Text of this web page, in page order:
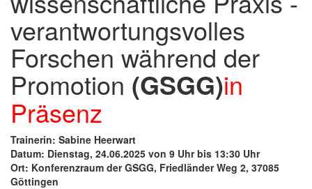
verantwortungsvolles
Forschen während der
Promotion (GSGG)in
Präsenz
Trainerin: Sabine Heerwart
Datum: Dienstag, 24.06.2025 von 9 Uhr bis 13:30 Uhr
Ort: Konferenzraum der GSGG, Friedländer Weg 2, 37085
Göttingen